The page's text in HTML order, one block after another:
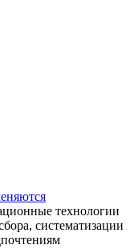
технологии
систематизации